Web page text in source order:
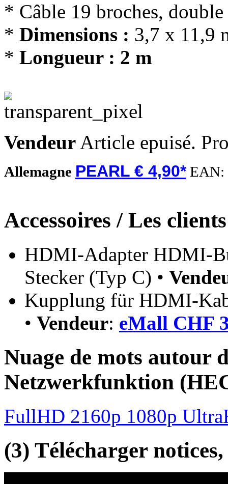
* Câble 19 broches,
* Dimensions : 3,7 x 11,9
* Longueur : 2 m
Vendeur Article epuisé.
Allemagne PEARL € 4,90*EAN:
Accessoires / Les
HDMI-Adapter HDMI-
Stecker (Typ C) •
Kupplung für HDMI-
• Vendeur: eMall CHF
Nuage de mots
Netzwerkfunktion
FullHD 2160p 1080p
(3) Télécharger